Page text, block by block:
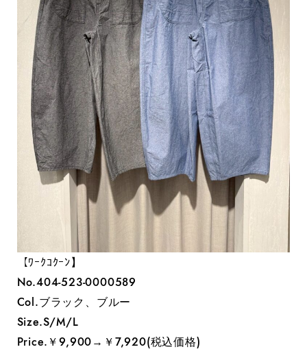
【ﾜｰｸｺｸｰﾝ】
No.404-523-0000589
Col.ブラック、ブルー
Size.S/M/L
Price.￥9,900→￥7,920(税込価格)